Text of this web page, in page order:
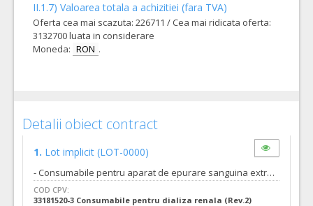
II.1.7) Valoarea totala a achizitiei (fara TVA)
Oferta cea mai scazuta: 226711 / Cea mai ridicata oferta:
3132700 luata in considerare
Moneda: RON .
Detalii obiect contract
1. Lot implicit (LOT-0000)
- Consumabile pentru aparat de epurare sanguina extracorporeala continua cu punere la dispozitie a unui aparat: "Kit Adult pentru SCUF/CVVH/CVVHD/HVHF/CVVHDF " "KIT ADULT CPFA (plasmafereza, cuplata cu plasmadsorbtie si hemofiltrare)" "KIT Adult TPE Plasmafereza " KIT DFPP Medopen 10 KIT DFPP Medopen 30 Kit pentru adsorbtia endotoxinei cu Polymyxin B Linie de citrat de Na și Ca Solutie ptr procedurile CRRT
COD CPV:
33181520-3 Consumabile pentru dializa renala (Rev.2)